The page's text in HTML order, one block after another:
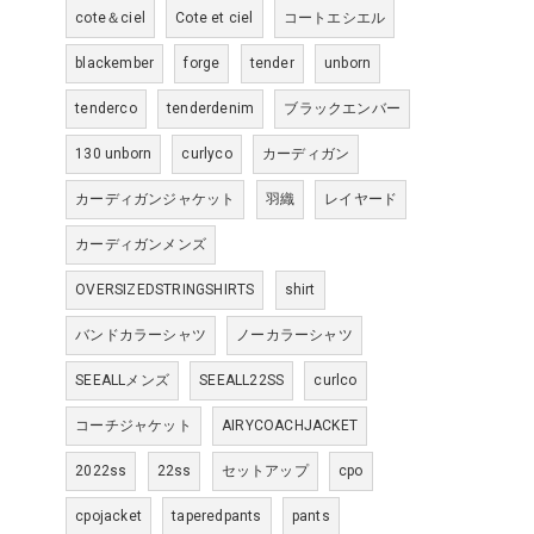
cote＆ciel Cote et ciel コートエシエル
blackember forge tender unborn
tenderco tenderdenim ブラックエンバー
130 unborn curlyco カーディガン
カーディガンジャケット 羽織 レイヤード
カーディガンメンズ
OVERSIZEDSTRINGSHIRTS shirt
バンドカラーシャツ ノーカラーシャツ
SEEALLメンズ SEEALL22SS curlco
コーチジャケット AIRYCOACHJACKET
2022ss 22ss セットアップ cpo
cpojacket taperedpants pants